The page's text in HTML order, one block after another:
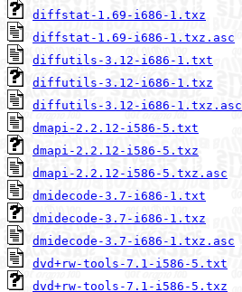
diffstat-1.69-i686-1.txz
diffstat-1.69-i686-1.txz.asc
diffutils-3.12-i686-1.txt
diffutils-3.12-i686-1.txz
diffutils-3.12-i686-1.txz.asc
dmapi-2.2.12-i586-5.txt
dmapi-2.2.12-i586-5.txz
dmapi-2.2.12-i586-5.txz.asc
dmidecode-3.7-i686-1.txt
dmidecode-3.7-i686-1.txz
dmidecode-3.7-i686-1.txz.asc
dvd+rw-tools-7.1-i586-5.txt
dvd+rw-tools-7.1-i586-5.txz